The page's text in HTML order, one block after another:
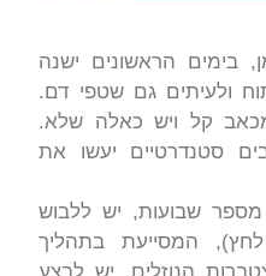
בימים הראשונים ישנה
ולעיתים גם שטפי דם.
קל ויש כאלה שלא.
סטנדרטיים יעשו את
שבועות, יש ללבוש
המסייעת בתהליך